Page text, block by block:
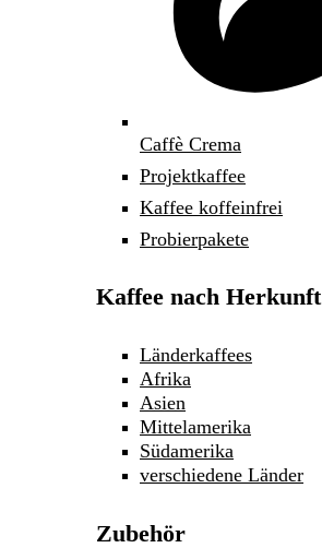
Caffè Crema
Projektkaffee
Kaffee koffeinfrei
Probierpakete
Kaffee nach Herkunft
Länderkaffees
Afrika
Asien
Mittelamerika
Südamerika
verschiedene Länder
Zubehör